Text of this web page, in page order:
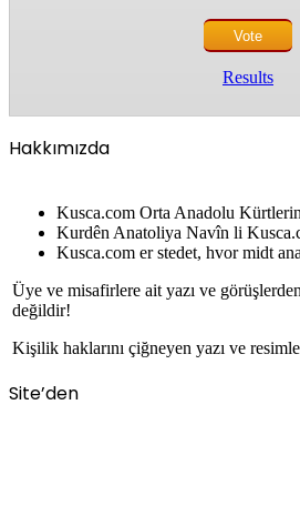
Results
Hakkımızda
Kusca.com Orta Anadolu
Kurdên Anatoliya Navîn li
Kusca.com er stedet, hvor midt
Üye ve misafirlere ait yazı ve
değildir!
Kişilik haklarını çiğneyen yazı ve
Site’den